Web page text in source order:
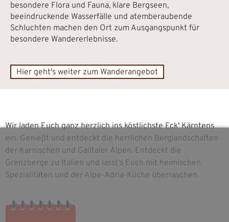
besondere Flora und Fauna, klare Bergseen,
beeindruckende Wasserfälle und atemberaubende
Schluchten machen den Ort zum Ausgangspunkt für
besondere Wandererlebnisse.
Hier geht's weiter zum Wanderangebot
Wir laden Euch ganz herzlich ins köstlichste Eck' Kärntens
ein. Genießt und entdeckt die herrlichen Berglandschaften
der Karnischen und Gailtaler Alpen. Entdeckt die
Grenzberge zu Italien und lasst's Euch mit heimischen
Spezialitäten und der Alpe-Adria-Küche überraschen.